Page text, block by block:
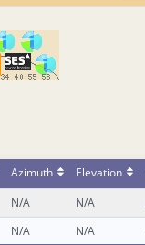
Azimuth Elevation
N/A N/A
N/A N/A